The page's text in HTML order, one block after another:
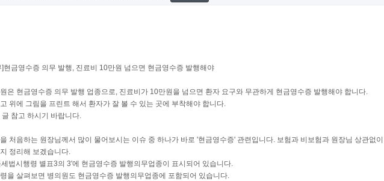
]현금영수증 의무 발행, 진료비 10만원 넘으면 현금영수증 발행해야
은 현금영수증 의무 발행 업종으로, 진료비가 10만원을 넘으면 환자 요구와 무관하게 현금영수증 발행해야 합니다.
위에 그림을 프린트 해서 환자가 잘 볼 수 있는 곳에 부착해야 합니다.
글 참고 하시기 바랍니다.
처음하는 원장님께서 많이 물어보시는 이슈 중 하나가 바로 '현금영수증' 관련입니다. 보험과 비보험과 원장님 상관없
정리해 보겠습니다.
법시행령 별표3의 3'에 현금영수증 발행의무업종이 표시되어 있습니다.
을 살펴보면 병의원도 현금영수증 발행의무업종에 포함되어 있습니다.